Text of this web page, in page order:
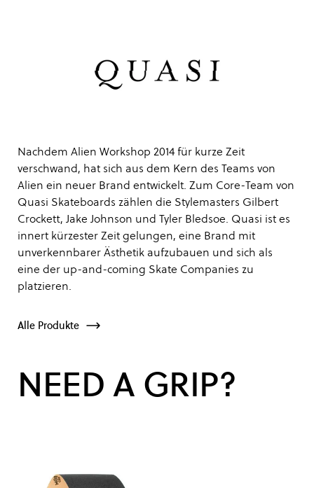
Nachdem Alien Workshop 2014 für kurze Zeit
verschwand, hat sich aus dem Kern des Teams von
Alien ein neuer Brand entwickelt. Zum Core-Team von
Quasi Skateboards zählen die Stylemasters Gilbert
Crockett, Jake Johnson und Tyler Bledsoe. Quasi ist es
innert kürzester Zeit gelungen, eine Brand mit
unverkennbarer Ästhetik aufzubauen und sich als
eine der up-and-coming Skate Companies zu
platzieren.
Alle Produkte
NEED A GRIP?